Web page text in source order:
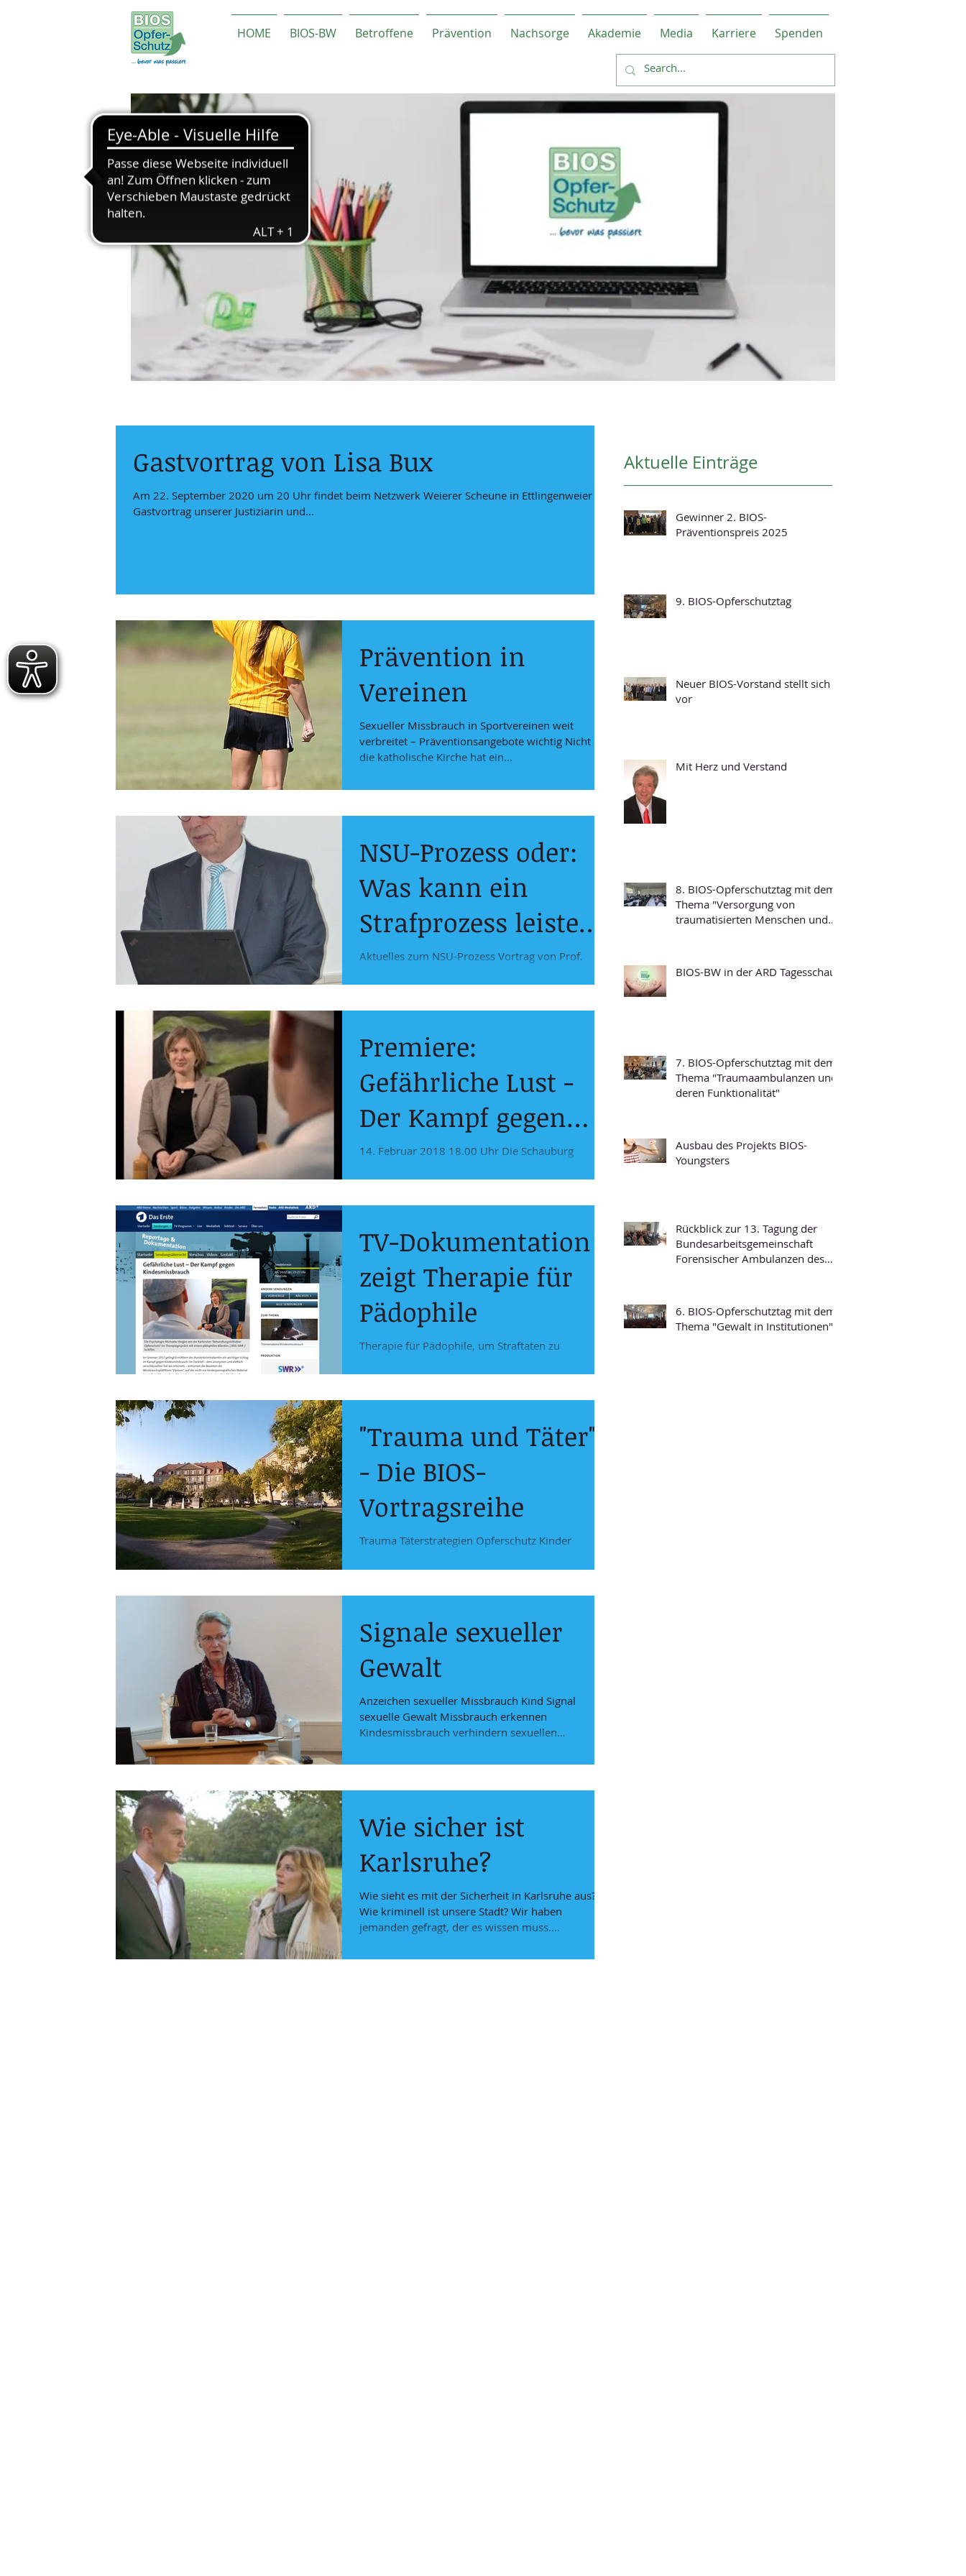
HOME BIOS-BW Betroffene Prävention Nachsorge Akademie Media Karriere Spenden
Gastvortrag von Lisa Bux
Am 22. September 2020 um 20 Uhr findet beim Netzwerk Weierer Scheune in Ettlingenweier ein
Gastvortrag unserer Justiziarin und...
Prävention in
Vereinen
Sexueller Missbrauch in Sportvereinen weit
verbreitet – Präventionsangebote wichtig Nicht nur
die katholische Kirche hat ein...
NSU-Prozess oder:
Was kann ein
Strafprozess leisten?
- Nachbericht zum
Vortag von Prof.
Aktuelles zum NSU-Prozess Vortrag von Prof.
Fachanwalt für Strafrecht Mitglied der...
Premiere:
Gefährliche Lust -
Der Kampf gegen
Kindesmissbrauch
14. Februar 2018 18.00 Uhr Die Schauburg
TV-Dokumentation
zeigt Therapie für
Pädophile
Therapie für Pädophile, um Straftaten zu
"Trauma und Täter"
- Die BIOS-
Vortragsreihe
Trauma Täterstrategien Opferschutz Kinder
Signale sexueller
Gewalt
Anzeichen sexueller Missbrauch Kind Signal
sexuelle Gewalt Missbrauch erkennen
Kindesmissbrauch verhindern sexuellen
Wie sicher ist
Karlsruhe?
Wie sieht es mit der Sicherheit in Karlsruhe aus?
Wie kriminell ist unsere Stadt? Wir haben
jemanden gefragt, der es wissen muss....
Aktuelle Einträge
Gewinner 2. BIOS-
Präventionspreis 2025
9. BIOS-Opferschutztag
Neuer BIOS-Vorstand stellt sich
vor
Mit Herz und Verstand
8. BIOS-Opferschutztag mit dem
Thema "Versorgung von
traumatisierten Menschen und
BIOS-BW in der ARD Tagesschau
7. BIOS-Opferschutztag mit dem
Thema "Traumaambulanzen und
deren Funktionalität"
Ausbau des Projekts BIOS-
Youngsters
Rückblick zur 13. Tagung der
Bundesarbeitsgemeinschaft
Forensischer Ambulanzen des
6. BIOS-Opferschutztag mit dem
Thema "Gewalt in Institutionen"